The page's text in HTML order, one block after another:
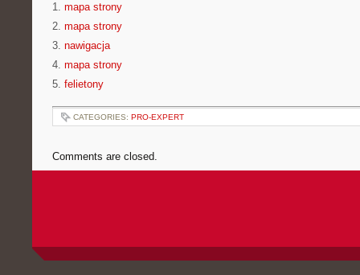
1. mapa strony
2. mapa strony
3. nawigacja
4. mapa strony
5. felietony
CATEGORIES: PRO-EXPERT
Comments are closed.